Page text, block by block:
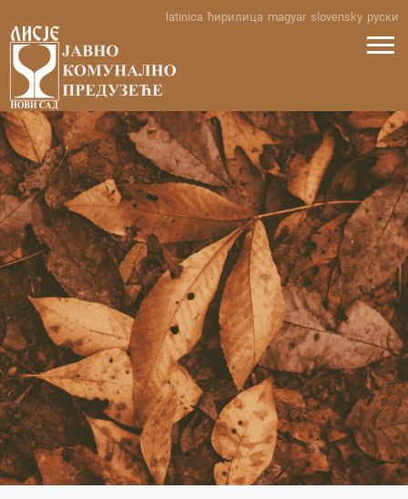
content
latinica ћирилица magyar slovensky руски